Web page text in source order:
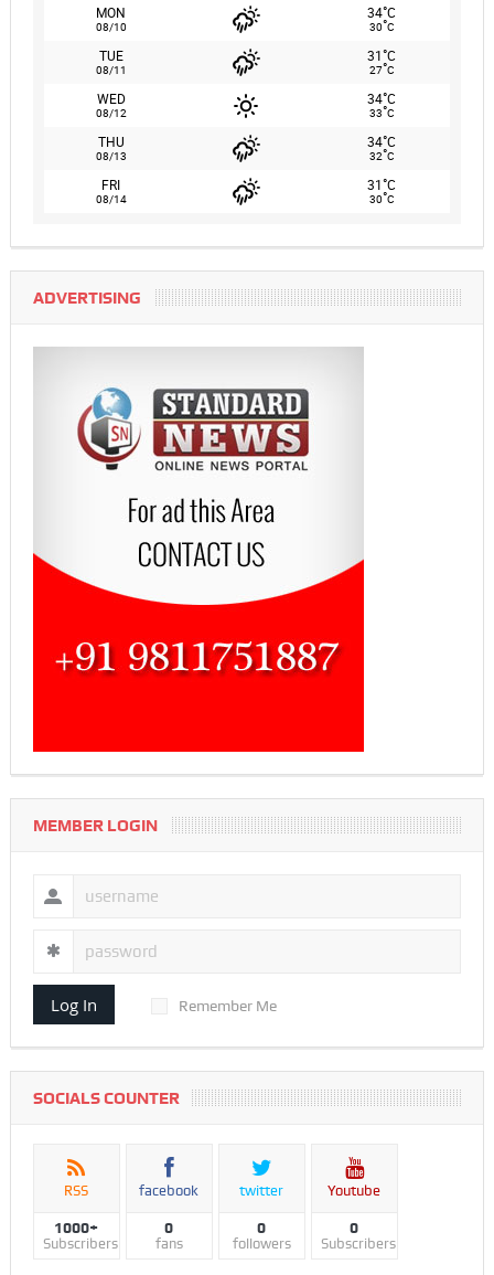
MON
08/10
34°C
30°C
TUE
08/11
31°C
27°C
WED
08/12
34°C
33°C
THU
08/13
34°C
32°C
FRI
08/14
31°C
30°C
ADVERTISING
MEMBER LOGIN
Log In Remember Me
SOCIALS COUNTER
RSS
1000+
Subscribers
facebook
0
fans
twitter
0
followers
Youtube
0
Subscribers